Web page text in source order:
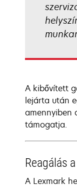
A kibővített
lejárta után
amennyiben
támogatja.
Reagálás
A Lexmark